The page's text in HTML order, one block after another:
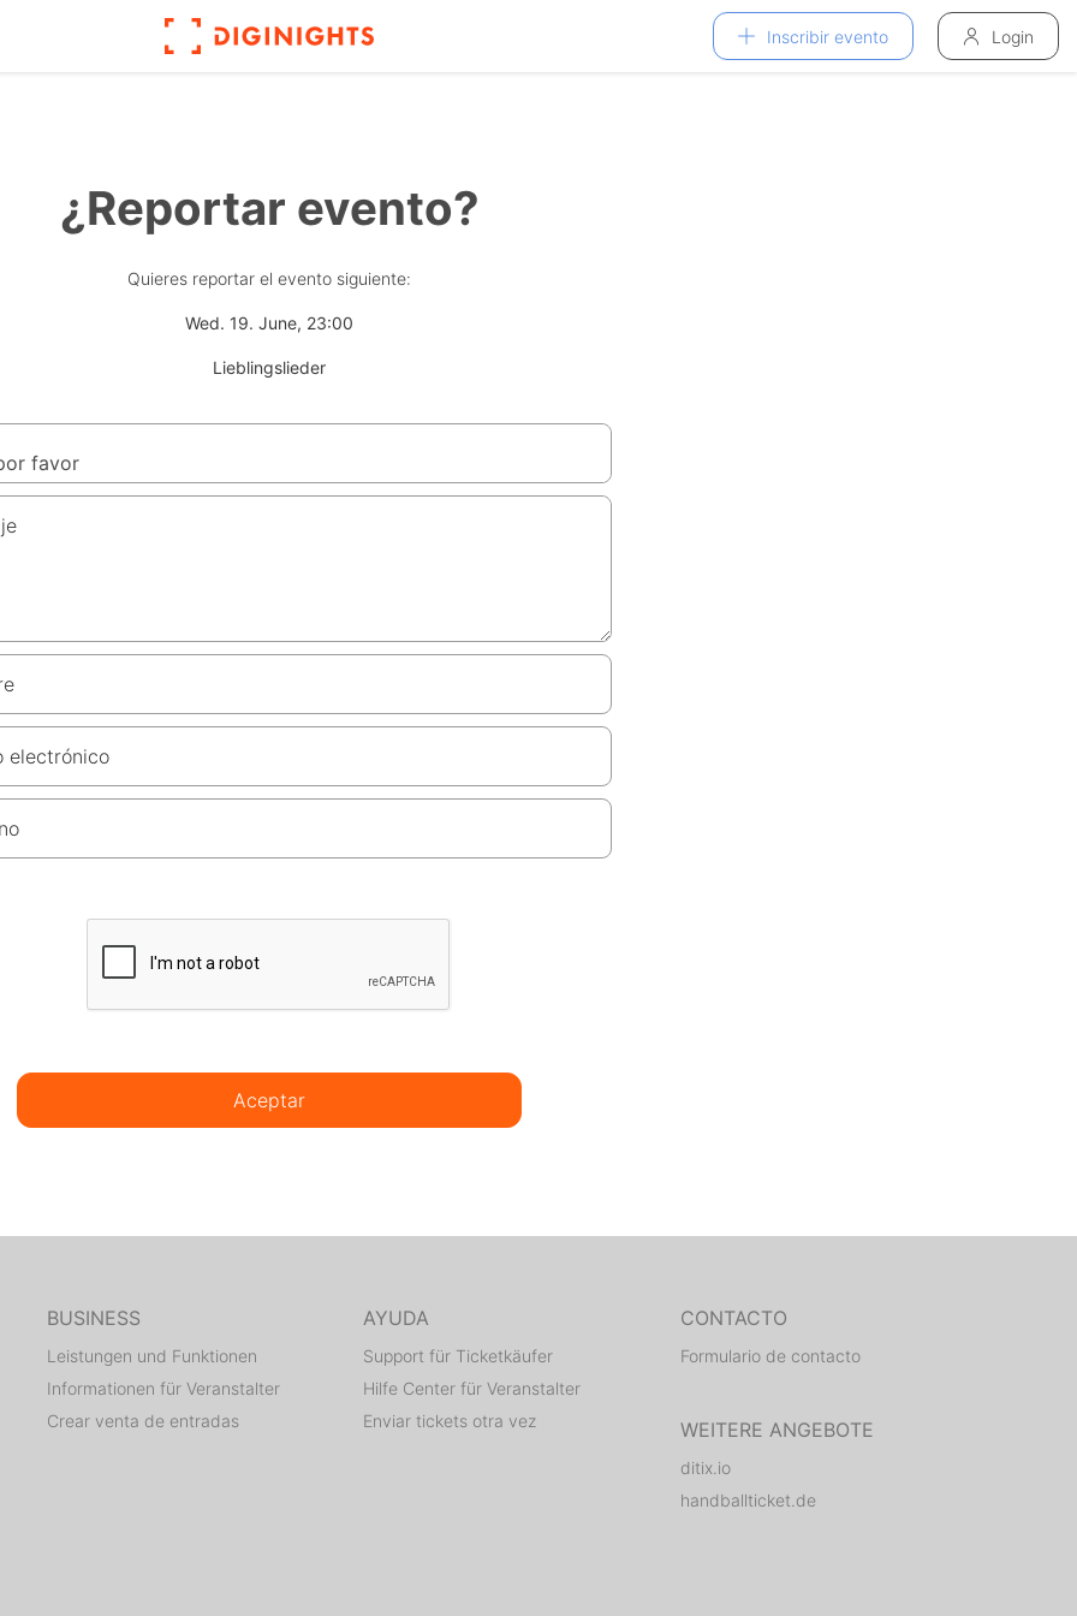
Inscribir evento Login
¿Reportar evento?
Quieres reportar el evento siguiente:
Wed. 19. June, 23:00
Lieblingslieder
electrónico
Aceptar
BUSINESS
Leistungen und Funktionen
Informationen für Veranstalter
Crear venta de entradas
AYUDA
Support für Ticketkäufer
Hilfe Center für Veranstalter
Enviar tickets otra vez
CONTACTO
Formulario de contacto
WEITERE ANGEBOTE
ditix.io
handballticket.de